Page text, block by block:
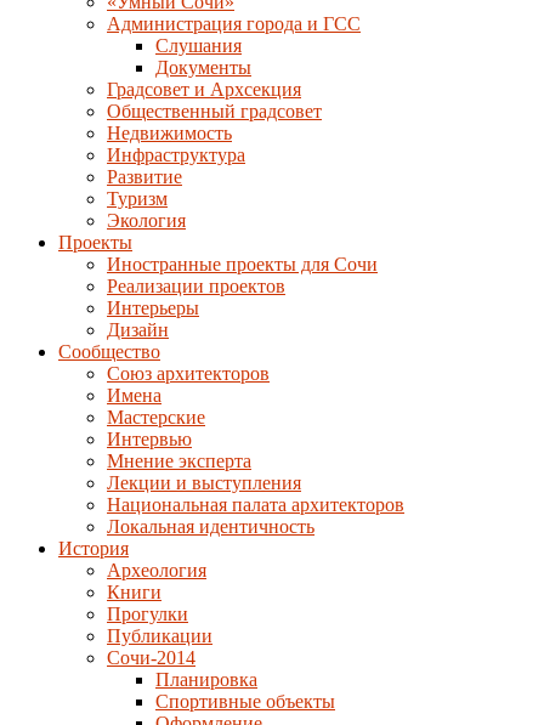
Администрация города и ГСС
Слушания
Документы
Градсовет и Архсекция
Общественный градсовет
Недвижимость
Инфраструктура
Развитие
Туризм
Экология
Проекты
Иностранные проекты для Сочи
Реализации проектов
Интерьеры
Дизайн
Сообщество
Союз архитекторов
Имена
Мастерские
Интервью
Мнение эксперта
Лекции и выступления
Национальная палата архитекторов
Локальная идентичность
История
Археология
Книги
Прогулки
Публикации
Сочи-2014
Планировка
Спортивные объекты